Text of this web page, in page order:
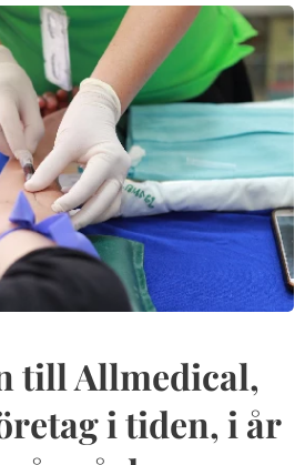
till Allmedical,
i tiden, i år